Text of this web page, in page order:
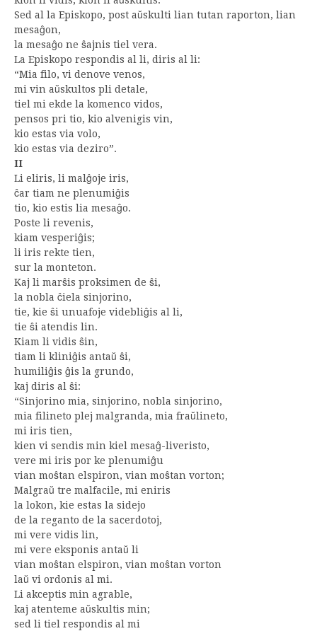
Sed al la Episkopo, post aŭskulti lian tutan raporton, lian
mesaĝon,
la mesaĝo ne ŝajnis tiel vera.
La Episkopo respondis al li, diris al li:
“Mia filo, vi denove venos,
mi vin aŭskultos pli detale,
tiel mi ekde la komenco vidos,
pensos pri tio, kio alvenigis vin,
kio estas via volo,
kio estas via deziro”.
II
Li eliris, li malĝoje iris,
ĉar tiam ne plenumiĝis
tio, kio estis lia mesaĝo.
Poste li revenis,
kiam vesperiĝis;
li iris rekte tien,
sur la monteton.
Kaj li marŝis proksimen de ŝi,
la nobla ĉiela sinjorino,
tie, kie ŝi unuafoje videbliĝis al li,
tie ŝi atendis lin.
Kiam li vidis ŝin,
tiam li kliniĝis antaŭ ŝi,
humiliĝis ĝis la grundo,
kaj diris al ŝi:
“Sinjorino mia, sinjorino, nobla sinjorino,
mia filineto plej malgranda, mia fraŭlineto,
mi iris tien,
kien vi sendis min kiel mesaĝ-liveristo,
vere mi iris por ke plenumiĝu
vian moŝtan elspiron, vian moŝtan vorton;
Malgraŭ tre malfacile, mi eniris
la lokon, kie estas la sidejo
de la reganto de la sacerdotoj,
mi vere vidis lin,
mi vere eksponis antaŭ li
vian moŝtan elspiron, vian moŝtan vorton
laŭ vi ordonis al mi.
Li akceptis min agrable,
kaj atenteme aŭskultis min;
sed li tiel respondis al mi